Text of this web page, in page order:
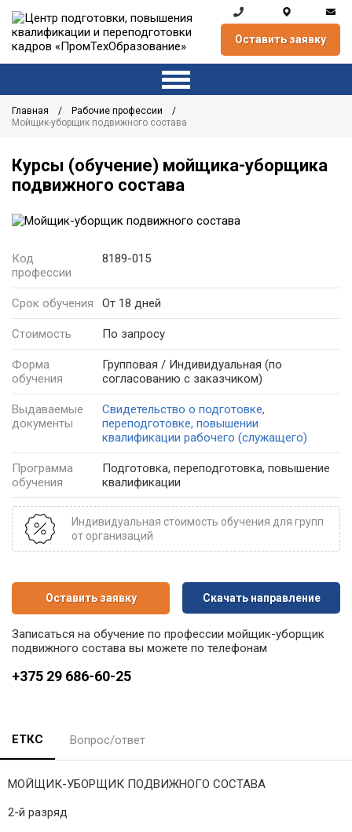
Оставить заявку
Главная
Рабочие профессии
Мойщик-уборщик подвижного состава
Курсы (обучение) мойщика-уборщика
подвижного состава
Код
профессии
8189-015
Срок обучения От 18 дней
Стоимость По запросу
Форма
обучения
Групповая / Индивидуальная (по
согласованию с заказчиком)
Выдаваемые
документы
Свидетельство о подготовке,
переподготовке, повышении
квалификации рабочего (служащего)
Программа
обучения
Подготовка, переподготовка, повышение
квалификации
Индивидуальная стоимость обучения для групп
от организаций
Оставить заявку Скачать направление
Записаться на обучение по профессии мойщик-уборщик
подвижного состава вы можете по телефонам
+375 29 686-60-25
ЕТКС Вопрос/ответ
МОЙЩИК-УБОРЩИК ПОДВИЖНОГО СОСТАВА
2-й разряд